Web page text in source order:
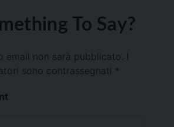
To Say?
email non sarà pubblicato.
sono contrassegnati *